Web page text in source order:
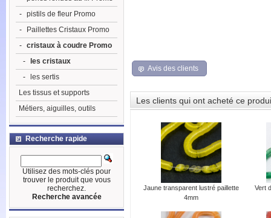
Avis des clients
Les clients qui ont acheté ce
Jaune transparent lustré paillette
4mm
Vert
- pistils de fleur Promo
-
Paillettes Cristaux Promo
- cristaux à coudre Promo
-
les cristaux
-
les sertis
Les tissus et supports
Métiers, aiguilles, outils
Recherche rapide
Utilisez des mots-clés pour
trouver le produit que vous
recherchez.
Recherche avancée